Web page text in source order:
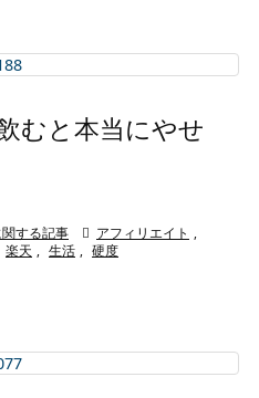
むと本当にやせ
する記事  アフィリエイト
楽天 生活 硬度